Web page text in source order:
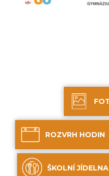
ROZVRH HODIN
ŠKOLNÍ JÍDELNA